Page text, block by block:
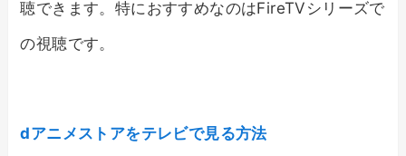
聴できます。特におすすめなのはFireTVシリーズで
の視聴です。
dアニメストアをテレビで見る方法